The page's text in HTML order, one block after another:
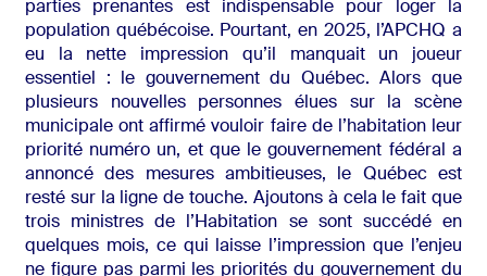
parties prenantes est indispensable pour loger la
population québécoise. Pourtant, en 2025, l’APCHQ a
eu la nette impression qu’il manquait un joueur
essentiel : le gouvernement du Québec. Alors que
plusieurs nouvelles personnes élues sur la scène
municipale ont affirmé vouloir faire de l’habitation leur
priorité numéro un, et que le gouvernement fédéral a
annoncé des mesures ambitieuses, le Québec est
resté sur la ligne de touche. Ajoutons à cela le fait que
trois ministres de l’Habitation se sont succédé en
quelques mois, ce qui laisse l’impression que l’enjeu
ne figure pas parmi les priorités du gouvernement du